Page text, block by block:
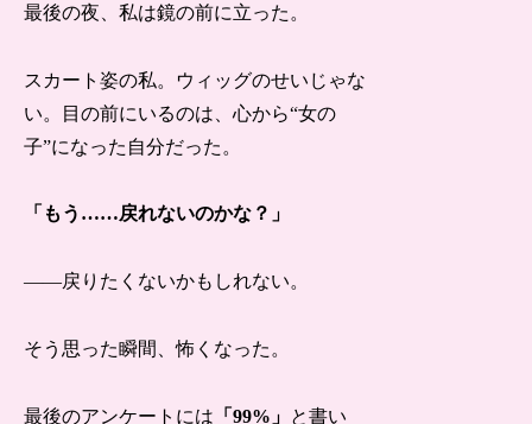
最後の夜、私は鏡の前に立った。
スカート姿の私。ウィッグのせいじゃな
い。目の前にいるのは、心から“女の
子”になった自分だった。
「もう……戻れないのかな？」
——戻りたくないかもしれない。
そう思った瞬間、怖くなった。
最後のアンケートには 「99%」 と書い